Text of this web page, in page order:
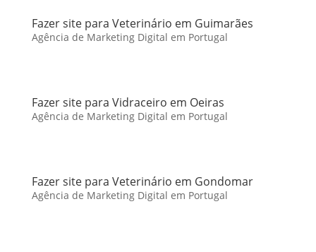
Fazer site para Veterinário em Guimarães
Agência de Marketing Digital em Portugal
Fazer site para Vidraceiro em Oeiras
Agência de Marketing Digital em Portugal
Fazer site para Veterinário em Gondomar
Agência de Marketing Digital em Portugal